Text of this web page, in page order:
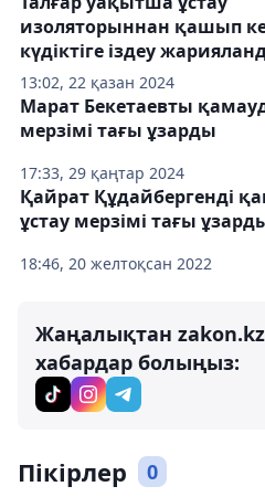
13:02, 22 қазан 2024
изоляторыннан қашып
күдіктіге іздеу
17:33, 29 қаңтар 2024
Марат Бекетаевты
мерзімі тағы ұзарды
18:46, 20 желтоқсан 2022
Қайрат Құдайбергенді
ұстау мерзімі тағы
Жаңалықтан
хабардар болыңыз:
Пікірлер 0